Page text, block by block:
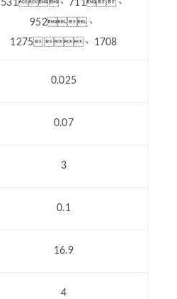
531、711、
952、
1275、1708
0.025
0.07
3
0.1
16.9
4